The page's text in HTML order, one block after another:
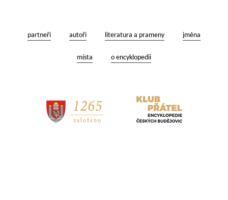
partneři autoři literatura a prameny jména
místa o encyklopedii